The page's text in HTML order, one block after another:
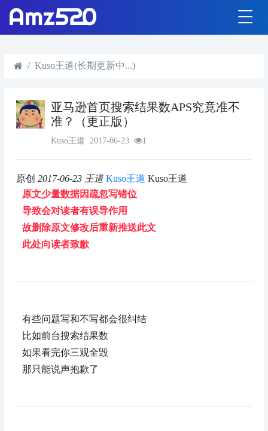
Kuso王道(长期更新中...)
亚马逊首页搜索结果数APS究竟准不
准？（更正版）
Kuso王道 2017-06-23 1
原创 2017-06-23 王道 Kuso王道 Kuso王道
原文少量数据因疏忽写错位
导致会对读者有误导作用
故删除原文修改后重新推送此文
此处向读者致歉
有些问题写和不写都会很纠结
比如前台搜索结果数
如果看完你三观全毁
那只能说声抱歉了